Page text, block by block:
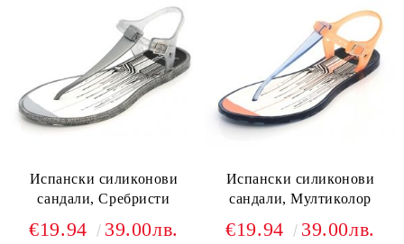
Испански силиконови
сандали, Сребристи
€19.94 39.00лв.
Испански силиконови
сандали, Мултиколор
€19.94 39.00лв.